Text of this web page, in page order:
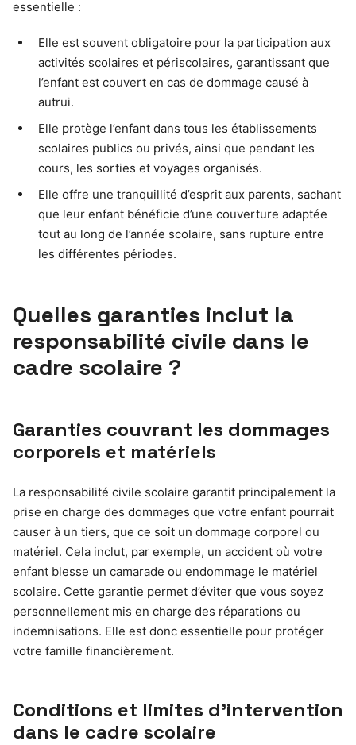
essentielle :
Elle est souvent obligatoire pour la participation aux
activités scolaires et périscolaires, garantissant que
l’enfant est couvert en cas de dommage causé à
autrui.
Elle protège l’enfant dans tous les établissements
scolaires publics ou privés, ainsi que pendant les
cours, les sorties et voyages organisés.
Elle offre une tranquillité d’esprit aux parents, sachant
que leur enfant bénéficie d’une couverture adaptée
tout au long de l’année scolaire, sans rupture entre
les différentes périodes.
Quelles garanties inclut la
responsabilité civile dans le
cadre scolaire ?
Garanties couvrant les dommages
corporels et matériels
La responsabilité civile scolaire garantit principalement la
prise en charge des dommages que votre enfant pourrait
causer à un tiers, que ce soit un dommage corporel ou
matériel. Cela inclut, par exemple, un accident où votre
enfant blesse un camarade ou endommage le matériel
scolaire. Cette garantie permet d’éviter que vous soyez
personnellement mis en charge des réparations ou
indemnisations. Elle est donc essentielle pour protéger
votre famille financièrement.
Conditions et limites d’intervention
dans le cadre scolaire